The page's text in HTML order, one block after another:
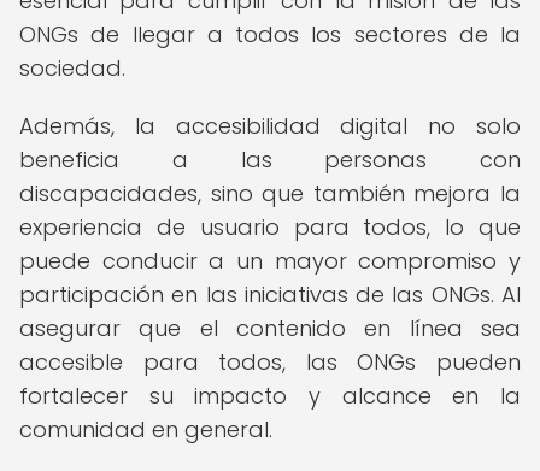
ONGs de llegar a todos los sectores de la
sociedad.
Además, la accesibilidad digital no solo
beneficia a las personas con
discapacidades, sino que también mejora la
experiencia de usuario para todos, lo que
puede conducir a un mayor compromiso y
participación en las iniciativas de las ONGs. Al
asegurar que el contenido en línea sea
accesible para todos, las ONGs pueden
fortalecer su impacto y alcance en la
comunidad en general.